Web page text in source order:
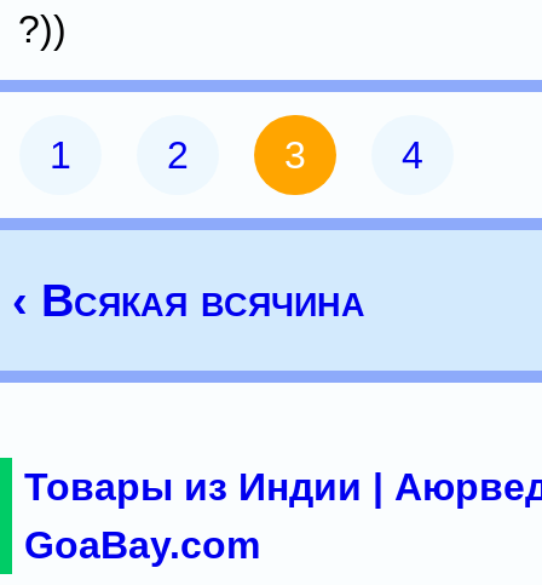
?))
1 2 3 4
‹ Всякая всячина
Товары из Индии |
GoaBay.com